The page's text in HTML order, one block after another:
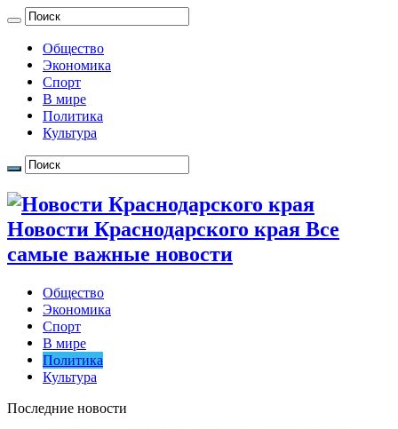
Общество
Экономика
Спорт
В мире
Политика
Культура
Новости Краснодарского края Все
самые важные новости
Общество
Экономика
Спорт
В мире
Политика
Культура
Последние новости